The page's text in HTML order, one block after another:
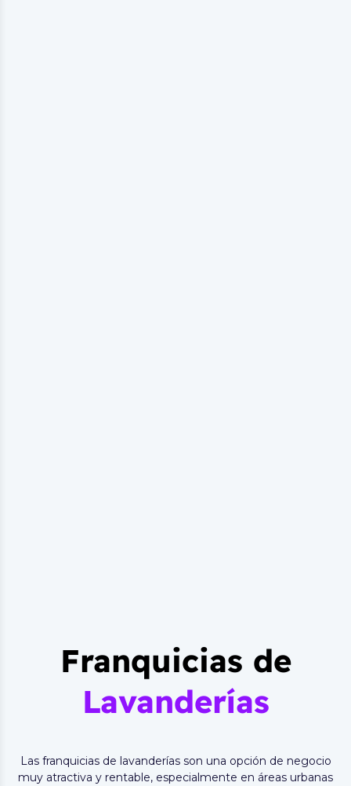
Franquicias de
Lavanderías
Las franquicias de lavanderías son una opción de negocio
muy atractiva y rentable, especialmente en áreas urbanas